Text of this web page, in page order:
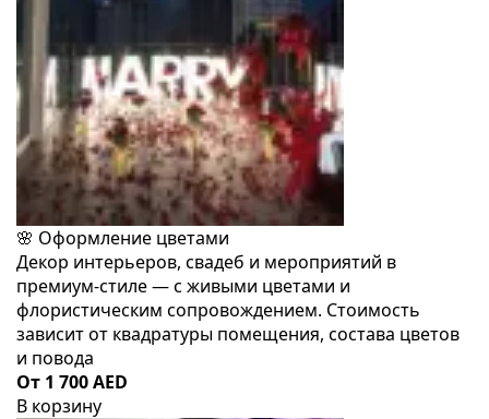
🌸 Оформление цветами
Декор интерьеров, свадеб и мероприятий в
премиум-стиле — с живыми цветами и
флористическим сопровождением. Стоимость
зависит от квадратуры помещения, состава цветов
и повода
От 1 700 AED
В корзину